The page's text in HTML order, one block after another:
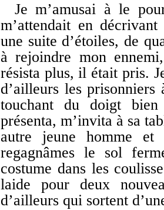
Je m’amusai à le
m’attendait en
une suite d’étoiles, de
à rejoindre mon
résista plus, il était pris.
d’ailleurs les
touchant du doigt
présenta, m’invita à sa
autre jeune homme
regagnâmes le sol
costume dans les
laide pour deux
d’ailleurs qui sortent